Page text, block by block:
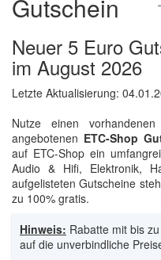
Gutschein
Neuer 5 Euro
im August 2026
Letzte Aktualisierung:
Nutze einen
angebotenen ETC-Shop
auf ETC-Shop ein
Audio & Hifi, Elektronik,
aufgelisteten Gutscheine
zu 100% gratis.
Hinweis: Rabatte mit bis
auf die unverbindliche